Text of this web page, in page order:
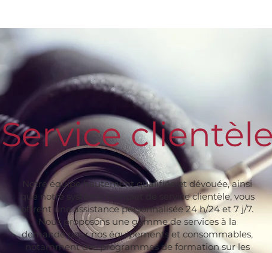
Service
Notre équipe hautement qualifiée et dévouée, ainsi
que notre système complet de service clientèle, vous
offrent une assistance personnalisée 24 h/24 et 7 j/7.
Nous proposons une gamme de services à la
demande pour nos équipements et consommables,
notamment des programmes de formation sur les